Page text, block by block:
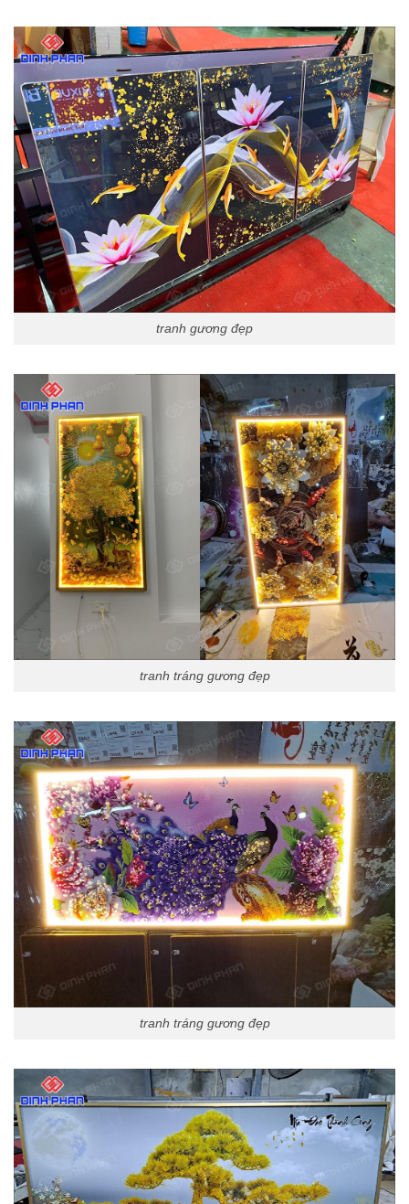
tranh gương đẹp
tranh tráng gương đẹp
tranh tráng gương đẹp